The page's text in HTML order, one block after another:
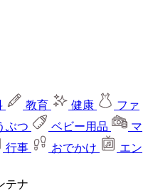
教育 健康
ファ
ぶつ ベビー用品
マ
行事 おでかけ
エン
テナ